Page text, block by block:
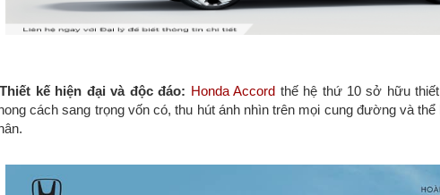
kế hiện đại và độc đáo: Honda Accord thế hệ thứ 10 sở hữu
cách sang trọng vốn có, thu hút ánh nhìn trên mọi cung đường và